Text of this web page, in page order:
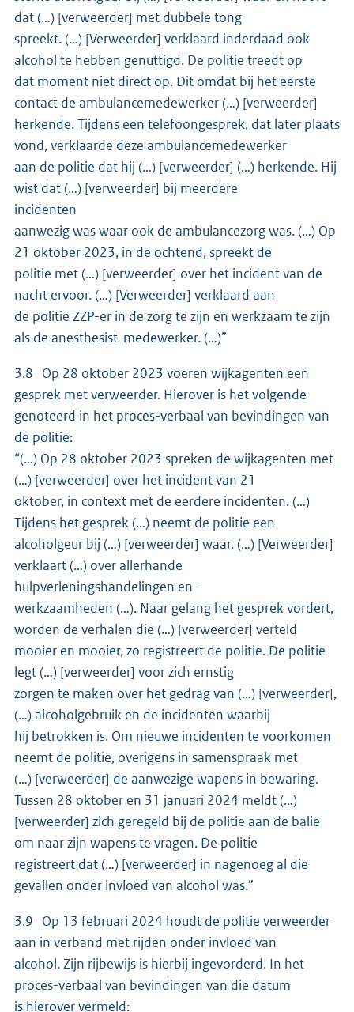
dat (…) [verweerder] met dubbele tong
spreekt. (…) [Verweerder] verklaard inderdaad ook
alcohol te hebben genuttigd. De politie treedt op
dat moment niet direct op. Dit omdat bij het eerste
contact de ambulancemedewerker (…) [verweerder]
herkende. Tijdens een telefoongesprek, dat later plaats
vond, verklaarde deze ambulancemedewerker
aan de politie dat hij (…) [verweerder] (…) herkende. Hij
wist dat (…) [verweerder] bij meerdere
incidenten
aanwezig was waar ook de ambulancezorg was. (…) Op
21 oktober 2023, in de ochtend, spreekt de
politie met (…) [verweerder] over het incident van de
nacht ervoor. (…) [Verweerder] verklaard aan
de politie ZZP-er in de zorg te zijn en werkzaam te zijn
als de anesthesist-medewerker. (…)”
3.8 Op 28 oktober 2023 voeren wijkagenten een
gesprek met verweerder. Hierover is het volgende
genoteerd in het proces-verbaal van bevindingen van
de politie:
“(…) Op 28 oktober 2023 spreken de wijkagenten met
(…) [verweerder] over het incident van 21
oktober, in context met de eerdere incidenten. (…)
Tijdens het gesprek (…) neemt de politie een
alcoholgeur bij (…) [verweerder] waar. (…) [Verweerder]
verklaart (…) over allerhande
hulpverleningshandelingen en -
werkzaamheden (…). Naar gelang het gesprek vordert,
worden de verhalen die (…) [verweerder] verteld
mooier en mooier, zo registreert de politie. De politie
legt (…) [verweerder] voor zich ernstig
zorgen te maken over het gedrag van (…) [verweerder],
(…) alcoholgebruik en de incidenten waarbij
hij betrokken is. Om nieuwe incidenten te voorkomen
neemt de politie, overigens in samenspraak met
(…) [verweerder] de aanwezige wapens in bewaring.
Tussen 28 oktober en 31 januari 2024 meldt (…)
[verweerder] zich geregeld bij de politie aan de balie
om naar zijn wapens te vragen. De politie
registreert dat (…) [verweerder] in nagenoeg al die
gevallen onder invloed van alcohol was.”
3.9 Op 13 februari 2024 houdt de politie verweerder
aan in verband met rijden onder invloed van
alcohol. Zijn rijbewijs is hierbij ingevorderd. In het
proces-verbaal van bevindingen van die datum
is hierover vermeld: